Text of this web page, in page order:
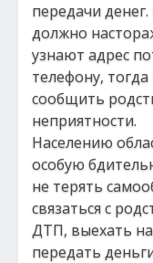
передачи
должно
узнают адрес
телефону,
сообщить
неприятности.
Населению
особую
не терять
связаться с
ДТП, выехать
передать